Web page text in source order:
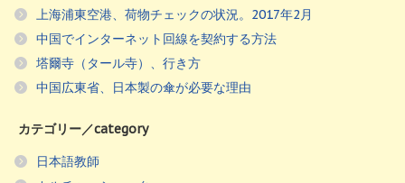
上海浦東空港、荷物チェックの状況。2017年2月
中国でインターネット回線を契約する方法
塔爾寺（タール寺）、行き方
中国広東省、日本製の傘が必要な理由
カテゴリー／category
日本語教師